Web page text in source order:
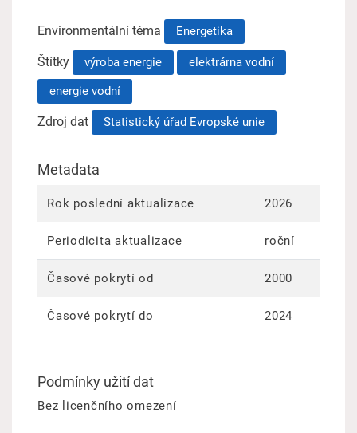
Environmentální téma Energetika
Štítky výroba energie
elektrárna vodní
energie vodní
Zdroj dat Statistický úřad Evropské unie
Metadata
Rok poslední aktualizace 2026
Periodicita aktualizace roční
Časové pokrytí od 2000
Časové pokrytí do 2024
Podmínky užití dat
Bez licenčního omezení